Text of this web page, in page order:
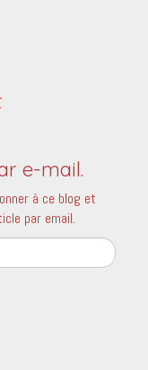
e-mail.
à ce blog et
par email.